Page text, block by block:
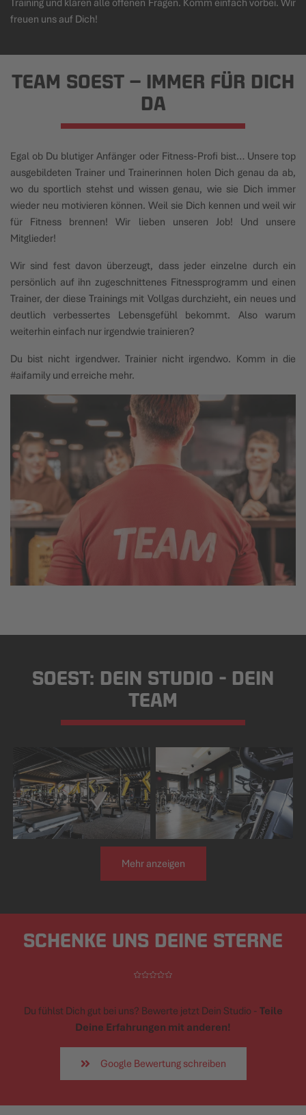
Training und klären alle offenen Fragen. Komm einfach vorbei. Wir
freuen uns auf Dich!
TEAM SOEST – IMMER FÜR DICH
DA
Egal ob Du blutiger Anfänger oder Fitness-Profi bist… Unsere top
ausgebildeten Trainer und Trainerinnen holen Dich genau da ab,
wo du sportlich stehst und wissen genau, wie sie Dich immer
wieder neu motivieren können. Weil sie Dich kennen und weil wir
für Fitness brennen! Wir lieben unseren Job! Und unsere
Mitglieder!
Wir sind fest davon überzeugt, dass jeder einzelne durch ein
persönlich auf ihn zugeschnittenes Fitnessprogramm und einen
Trainer, der diese Trainings mit Vollgas durchzieht, ein neues und
deutlich verbessertes Lebensgefühl bekommt. Also warum
weiterhin einfach nur irgendwie trainieren?
Du bist nicht irgendwer. Trainier nicht irgendwo. Komm in die
#aifamily und erreiche mehr.
SOEST: DEIN STUDIO - DEIN
TEAM
Mehr anzeigen
SCHENKE UNS DEINE STERNE
Du fühlst Dich gut bei uns? Bewerte jetzt Dein Studio - Teile
Deine Erfahrungen mit anderen!
Google Bewertung schreiben